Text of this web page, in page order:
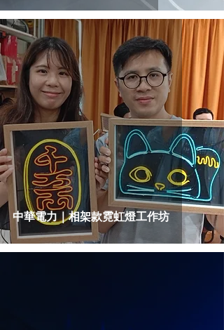
中華電力｜相架款霓虹燈工作坊